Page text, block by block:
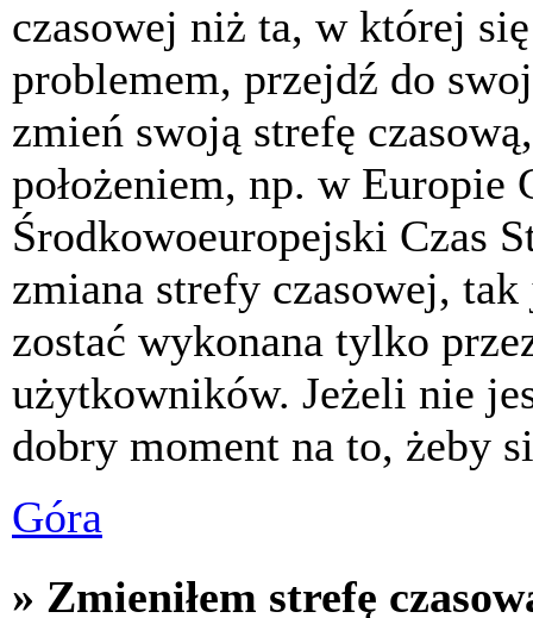
czasowej niż ta, w której
problemem, przejdź do
zmień swoją strefę
położeniem, np. w Europie
Środkowoeuropejski Czas
zmiana strefy czasowej,
zostać wykonana tylko
użytkowników. Jeżeli nie
dobry moment na to, żeby
Góra
» Zmieniłem strefę